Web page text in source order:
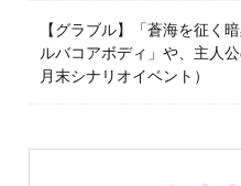
【グラブル】「蒼海を征く
ルバコアボディ」や、主人
月末シナリオイベント）